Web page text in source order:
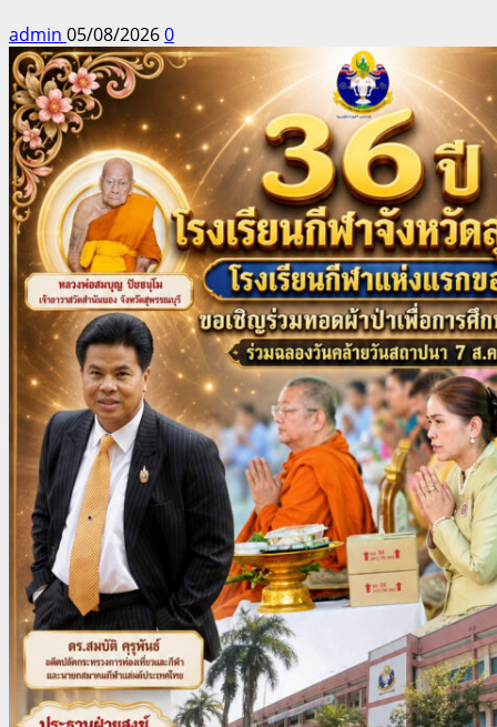
admin 05/08/20260